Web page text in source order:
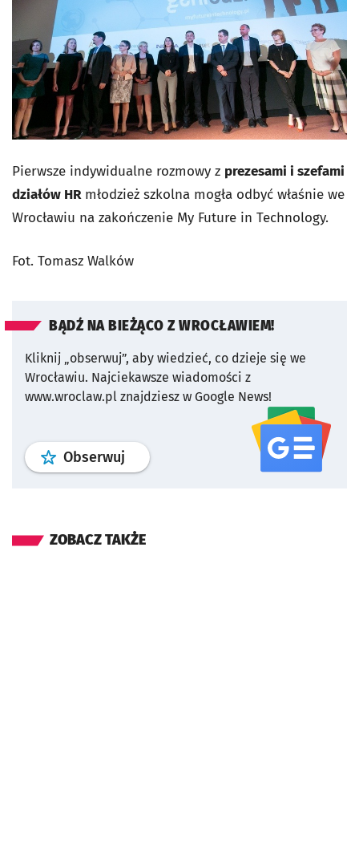
Pierwsze indywidualne rozmowy z prezesami i szefami
działów HRmłodzież szkolna mogła odbyć właśnie we
Wrocławiu na zakończenie My Future in Technology.
Fot. Tomasz Walków
BĄDŹ NA BIEŻĄCO Z WROCŁAWIEM!
Kliknij „obserwuj”, aby wiedzieć, co dzieje się we
Wrocławiu. Najciekawsze wiadomości z
www.wroclaw.pl znajdziesz w Google News!
Obserwuj profil serwisu
ZOBACZ TAKŻE